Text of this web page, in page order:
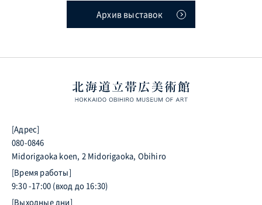
Архив выставок
[Адрес]
080-0846
Midorigaoka koen, 2 Midorigaoka, Obihiro
[Время работы]
9:30 -17:00 (вход до 16:30)
[Выходные дни]